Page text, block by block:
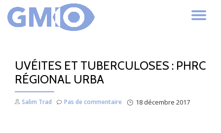
Aller
UVÉITES ET TUBERCULOSES : PHRC
RÉGIONAL URBA
Salim Trad 18 décembre 2017
Pas de commentaire